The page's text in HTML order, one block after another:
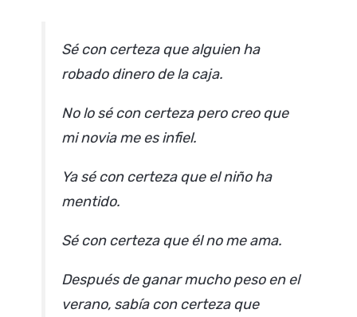
Sé con certeza que alguien ha
robado dinero de la caja.
No lo sé con certeza pero creo que
mi novia me es infiel.
Ya sé con certeza que el niño ha
mentido.
Sé con certeza que él no me ama.
Después de ganar mucho peso en el
verano, sabía con certeza que